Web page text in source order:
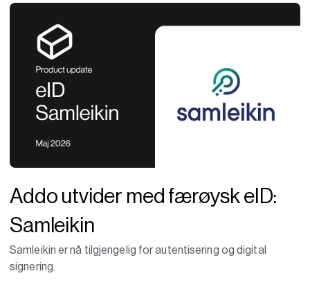
Addo utvider med færøysk eID:
Samleikin
Samleikin er nå tilgjengelig for autentisering og digital
signering.